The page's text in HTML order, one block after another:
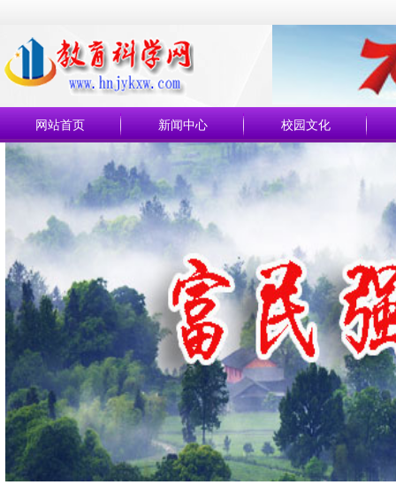
网站首页 新闻中心 校园文化